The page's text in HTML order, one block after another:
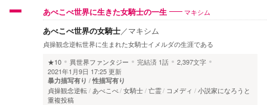
あべこべ世界に生きた女騎士の一生 マキシム
あべこべ世界の女騎士／マキシム
貞操観念逆転世界に生まれた女騎士イメルダの生涯である
★10
異世界ファンタジー 完結済 1話
2,397文字
2021年1月9日 17:25 更新
暴力描写有り 性描写有り
貞操観念逆転 あべこべ 女騎士 亡霊 コメディ
小説家になろうと
重複投稿